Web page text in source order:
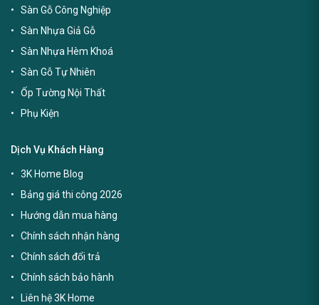
Sàn Gỗ Công Nghiệp
Sàn Nhựa Giả Gỗ
Sàn Nhựa Hèm Khoá
Sàn Gỗ Tự Nhiên
Ốp Tường Nội Thất
Phụ Kiện
Dịch Vụ Khách Hàng
3K Home Blog
Bảng giá thi công 2026
Hướng dẫn mua hàng
Chính sách nhận hàng
Chính sách đổi trả
Chính sách bảo hành
Liên hệ 3K Home